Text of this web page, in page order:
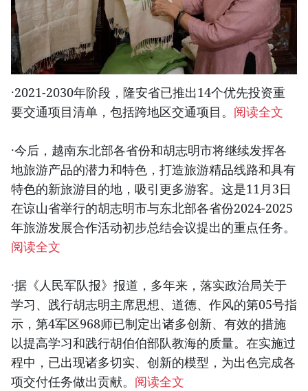
·2021-2030年阶段，隆安省已推出14个优先投资重
要交通项目清单，包括跨地区交通项目。 阅读全文
·今后，越南东北部各省份和胡志明市将继续发挥各
地旅游产品的潜力和特色，打造旅游精品线路和具有
特色的新旅游目的地，吸引更多游客。这是11月3日
在谅山省举行的胡志明市与东北部各省份2024-2025
年旅游发展合作活动初步总结会议提出的重点任务。
阅读全文
·据《人民军队报》报道，多年来，落实政治局关于
学习、践行胡志明主席思想、道德、作风的第05号指
示，第4军区968师已制定出诸多创新、有效的措施
以提高学习和践行胡伯伯部队教海的质量。在实施过
程中，已出现诸多切实、创新的模型，为出色完成各
项交付任务做出贡献。 阅读全文